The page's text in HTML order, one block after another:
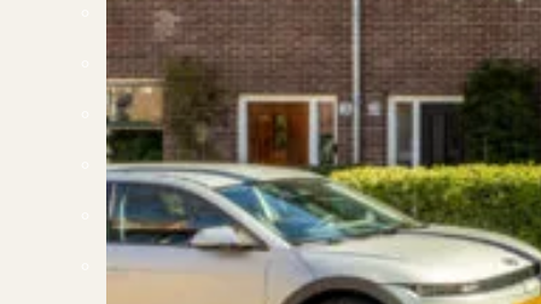
Stille Verkoop
Verkoop jouw huis discreet..
Nieuwbouw verkopen
Vraagt om specialistische kennis...
Verhuren
Verhuur uw woning via ons netwerk
Verhuur & Beheer
Huurwoningen én beheer op maat
Verbouwen
Wil jij jouw huis renoveren? Geen probleem!
Alle diensten
Bekijk het overzicht van alle diensten..